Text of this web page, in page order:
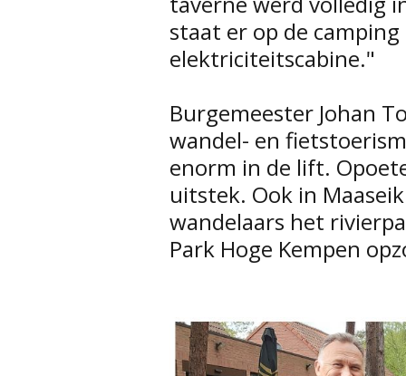
staat er op de
elektriciteitscabine."
Burgemeester Johan
wandel- en
enorm in de lift.
uitstek. Ook in
wandelaars het
Park Hoge Kempen